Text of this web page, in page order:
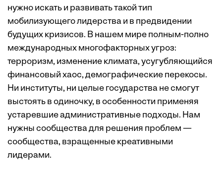
нужно искать и развивать такой тип
мобилизующего лидерства и в предвидении
будущих кризисов. В нашем мире полным-полно
международных многофакторных угроз:
терроризм, изменение климата, усугубляющийся
финансовый хаос, демографические перекосы.
Ни институты, ни целые государства не смогут
выстоять в одиночку, в особенности применяя
устаревшие административные подходы. Нам
нужны сообщества для решения проблем —
сообщества, взращенные креативными
лидерами.